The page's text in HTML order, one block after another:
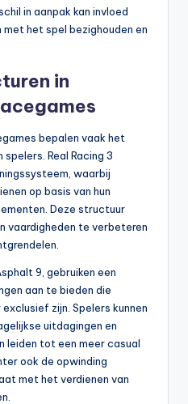
in aanpak kan invloed
het spel bezighouden en
in
bepalen vaak het
Real Racing 3
waarbij
op basis van hun
Deze structuur
vaardigheden te verbeteren
9, gebruiken een
aan te bieden die
zijn. Spelers kunnen
uitdagingen en
leiden tot een meer casual
ook de opwinding
met het verdienen van